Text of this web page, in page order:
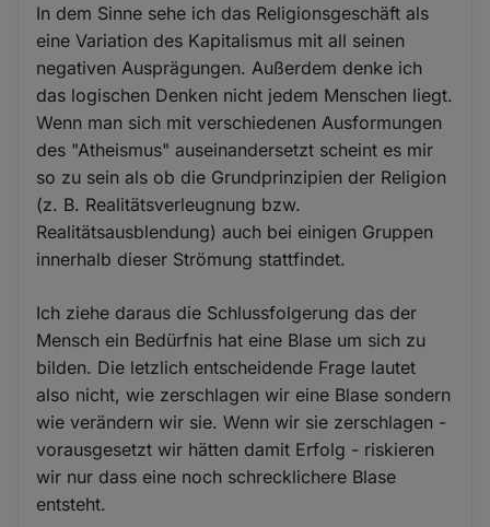
In dem Sinne sehe ich das Religionsgeschäft als
eine Variation des Kapitalismus mit all seinen
negativen Ausprägungen. Außerdem denke ich
das logischen Denken nicht jedem Menschen liegt.
Wenn man sich mit verschiedenen Ausformungen
des "Atheismus" auseinandersetzt scheint es mir
so zu sein als ob die Grundprinzipien der Religion
(z. B. Realitätsverleugnung bzw.
Realitätsausblendung) auch bei einigen Gruppen
innerhalb dieser Strömung stattfindet.
Ich ziehe daraus die Schlussfolgerung das der
Mensch ein Bedürfnis hat eine Blase um sich zu
bilden. Die letzlich entscheidende Frage lautet
also nicht, wie zerschlagen wir eine Blase sondern
wie verändern wir sie. Wenn wir sie zerschlagen -
vorausgesetzt wir hätten damit Erfolg - riskieren
wir nur dass eine noch schrecklichere Blase
entsteht.